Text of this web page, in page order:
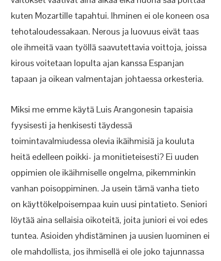
kuten Mozartille tapahtui. Ihminen ei ole koneen osa
tehotaloudessakaan. Nerous ja luovuus eivät taas
ole ihmeitä vaan työllä saavutettavia voittoja, joissa
kirous voitetaan lopulta ajan kanssa Espanjan
tapaan ja oikean valmentajan johtaessa orkesteria.
Miksi me emme käytä Luis Arangonesin tapaisia
fyysisesti ja henkisesti täydessä
toimintavalmiudessa olevia ikäihmisiä ja kouluta
heitä edelleen poikki- ja monitieteisesti? Ei uuden
oppimien ole ikäihmiselle ongelma, pikemminkin
vanhan poisoppiminen. Ja usein tämä vanha tieto
on käyttökelpoisempaa kuin uusi pintatieto. Seniori
löytää aina sellaisia oikoteitä, joita juniori ei voi edes
tuntea. Asioiden yhdistäminen ja uusien luominen ei
ole mahdollista, jos ihmisellä ei ole joko tajunnassa